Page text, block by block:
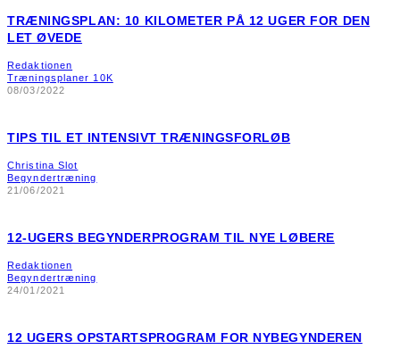
TRÆNINGSPLAN: 10 KILOMETER PÅ 12 UGER FOR DEN
LET ØVEDE
Redaktionen
Træningsplaner 10K
08/03/2022
TIPS TIL ET INTENSIVT TRÆNINGSFORLØB
Christina Slot
Begyndertræning
21/06/2021
12-UGERS BEGYNDERPROGRAM TIL NYE LØBERE
Redaktionen
Begyndertræning
24/01/2021
12 UGERS OPSTARTSPROGRAM FOR NYBEGYNDEREN